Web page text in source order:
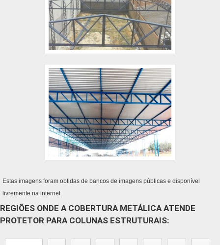
Estas imagens foram obtidas de bancos de imagens públicas e disponível
livremente na internet
REGIÕES ONDE A COBERTURA METÁLICA ATENDE
PROTETOR PARA COLUNAS ESTRUTURAIS: